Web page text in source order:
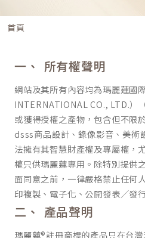
首頁
所有權聲明
網站及其所有內容均為瑪麗蓮國
INTERNATIONAL CO., LTD.）
或獲得授權之產物，包含但不限
dsss商品設計、錄像影音、美
法擁有其智慧財產權及專屬權，
權只供瑪麗蓮專用。除特別提供
面同意之前，一律嚴格禁止任何
印複製、電子化、公開發表／發
產品聲明
瑪麗蓮®註冊商標的產品只在台